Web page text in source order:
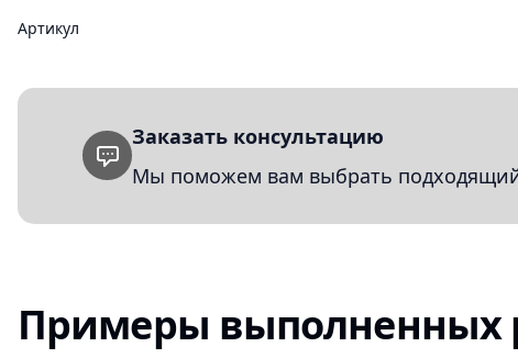
Артикул
Заказать консультацию
Мы поможем вам выбрать подходящий
Примеры выполненных